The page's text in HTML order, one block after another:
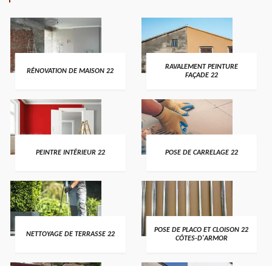
RÉNOVATION DE MAISON 22
RAVALEMENT PEINTURE
FAÇADE 22
PEINTRE INTÉRIEUR 22 POSE DE CARRELAGE 22
NETTOYAGE DE TERRASSE 22
POSE DE PLACO ET CLOISON 22
CÔTES-D'ARMOR